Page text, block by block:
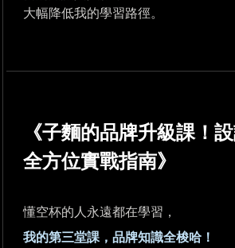
大幅降低我的學習路徑。
《子麵的品牌升級課！
全方位實戰指南》
懂空杯的人永遠都在學習，
我的第三堂課，品牌知識全梭哈！